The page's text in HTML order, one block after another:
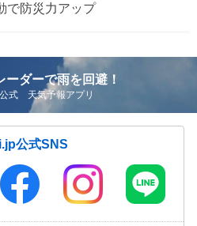
で防災力アップ
ーダーで雨を回避！
式 天気予報アプリ
公式SNS